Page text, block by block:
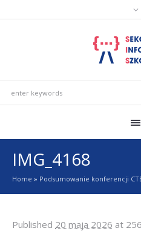
IMG_4168
Home » Podsumowanie konferencji
Published 20 maja 2026 at